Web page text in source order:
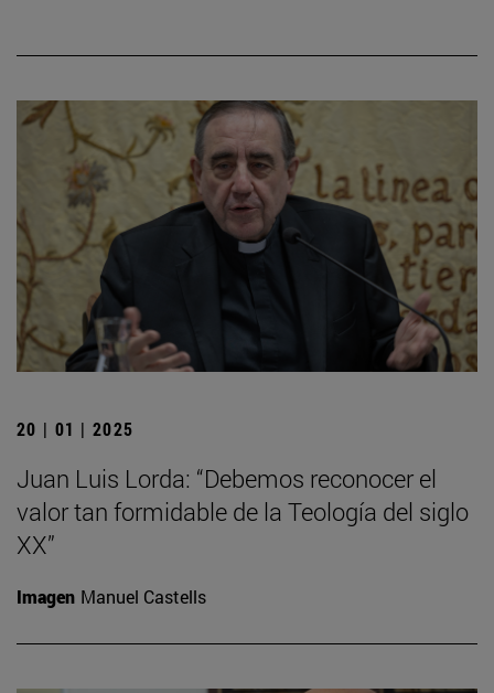
20 | 01 | 2025
Juan Luis Lorda: “Debemos reconocer el
valor tan formidable de la Teología del siglo
XX”
Imagen Manuel Castells